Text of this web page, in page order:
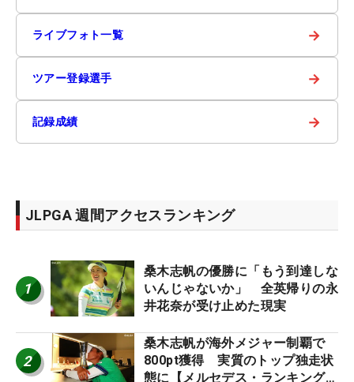
ライブフォト一覧 →
ツアー登録選手 →
記録成績 →
JLPGA 週間アクセスランキング
1
桑木志帆の優勝に「もう到達しな
いんじゃないか」 全英帰りの永
井花奈が受け止めた現実
2
桑木志帆が海外メジャー制覇で
800pt獲得 実質のトップ独走状
態に【メルセデス・ランキング番